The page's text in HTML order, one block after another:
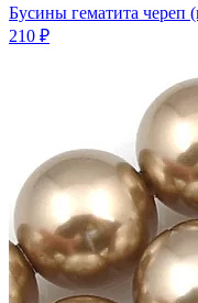
Бусины гематита череп
210 ₽